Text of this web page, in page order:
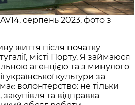
серпень 2023, фото з
життя після початку
місті Порту. Я займаюся
агенцією та з минулого
культури за
волонтерство: не тільки
та відправка